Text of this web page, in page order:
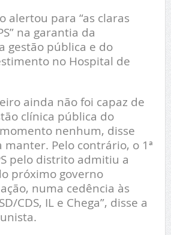
alertou para “as claras
na garantia da
gestão pública e do
no Hospital de
ainda não foi capaz de
clínica pública do
nenhum, disse
manter. Pelo contrário, o 1ª
pelo distrito admitiu a
próximo governo
numa cedência às
CDS, IL e Chega”, disse a